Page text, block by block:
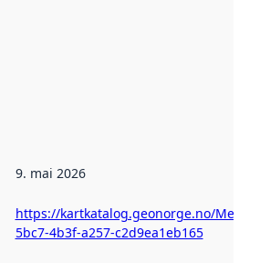
9. mai 2026
https://kartkatalog.geonorge.no/
5bc7-4b3f-a257-c2d9ea1eb165